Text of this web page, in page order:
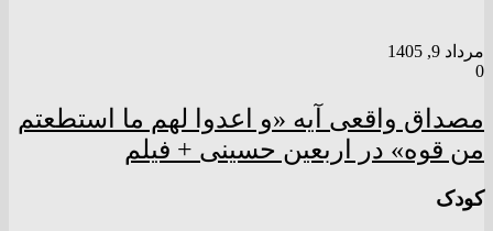
مرداد 9, 1405
0
مصداق واقعی آیه «و اعدوا لهم ما استطعتم
من قوه» در اربعین حسینی + فیلم
کودک